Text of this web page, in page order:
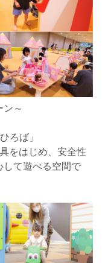
ン～
ろば」
をはじめ、安全性
して遊べる空間で